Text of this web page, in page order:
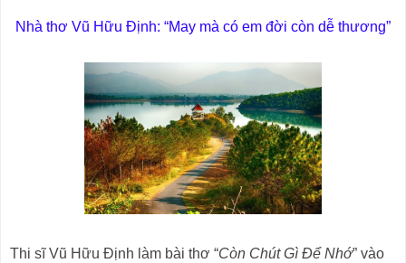
Nhà thơ Vũ Hữu Định: “May mà có em đời còn dễ thương”
Thi sĩ Vũ Hữu Định làm bài thơ “Còn Chút Gì Để Nhớ” vào